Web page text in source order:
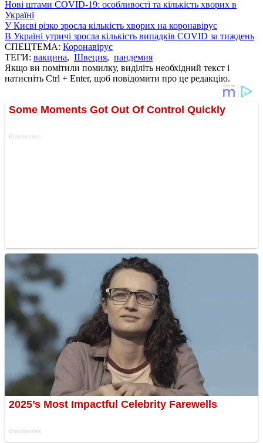
Нові штами COVID-19: особливості та кількість хворих в
Україні
У Києві різко зросла кількість хворих на коронавірус
В Україні утричі зросла кількість випадків COVID за тиждень
СПЕЦТЕМА: Коронавірус
ТЕГИ: вакцина, Швеция, пандемия
Якщо ви помітили помилку, виділіть необхідний текст і
натисніть Ctrl + Enter, щоб повідомити про це редакцію.